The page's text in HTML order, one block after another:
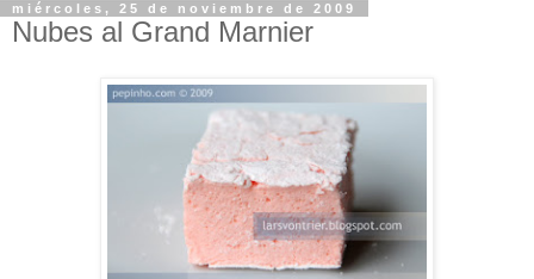
miércoles, 25 de noviembre de 2009
Nubes al Grand Marnier